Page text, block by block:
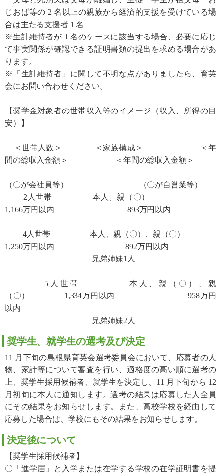
じおば等の 2 名以上の親族から経済的支援を受けている場
合は主たる支援者 1 名
※生計維持者が 1 名のケースに該当する場合、必要に応じ
て事実関係が確認できる証明書類の提出を求める場合があ
ります。
※「生計維持者」に関して不明な点がありましたら、育英
会にお問い合わせください。
【奨学金対象者の世帯収入等のイメージ（収入、所得の目
安）】
＜世帯人数＞ ＜家族構成＞ ＜年
間の総収入金額＞ ＜年間の総収入金額＞
（〇が会社員等） （〇が自営業等）
2人世帯 本人、親（〇）
1,166万円以内 893万円以内
4人世帯 本人、親（〇）、親（〇）
1,250万円以内 892万円以内
兄弟姉妹1人
5人世帯 本人、親（〇）、親
（〇） 1,334万円以内 958万円
以内
兄弟姉妹2人
奨学生、就学生の選考及び決定
11 月下旬の島根県育英会選考委員会において、応募者の人
物、家計等について審査を行い、適格度の高い順に選考の
上、奨学生採用候補者、就学生を決定し、11 月下旬から 12
月初旬に本人に通知します。選考の結果は応募した人全員
にその結果をお知らせします。また、高校学校を経由して
応募した場合は、学校にもその結果をお知らせします。
決定後について
【奨学生採用候補者】
〇「進学届」と入学または在学する学校の在学証明書を提